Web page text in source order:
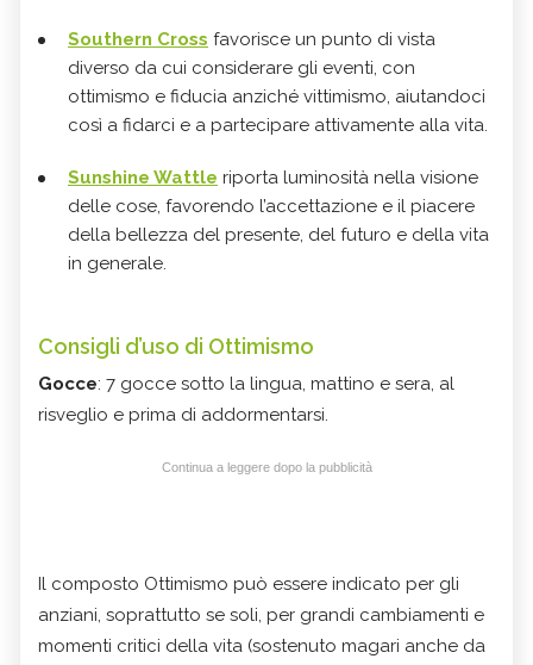
Southern Cross favorisce un punto di vista
diverso da cui considerare gli eventi, con
ottimismo e fiducia anziché vittimismo, aiutandoci
così a fidarci e a partecipare attivamente alla vita.
Sunshine Wattle riporta luminosità nella visione
delle cose, favorendo l’accettazione e il piacere
della bellezza del presente, del futuro e della vita
in generale.
Consigli d’uso di Ottimismo
Gocce: 7 gocce sotto la lingua, mattino e sera, al
risveglio e prima di addormentarsi.
Continua a leggere dopo la pubblicità
Il composto Ottimismo può essere indicato per gli
anziani, soprattutto se soli, per grandi cambiamenti e
momenti critici della vita (sostenuto magari anche da